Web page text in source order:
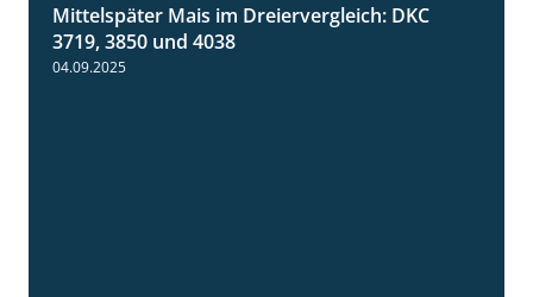
1:41
Mittelspäter Mais im Dreiervergleich: DKC
3719, 3850 und 4038
04.09.2025